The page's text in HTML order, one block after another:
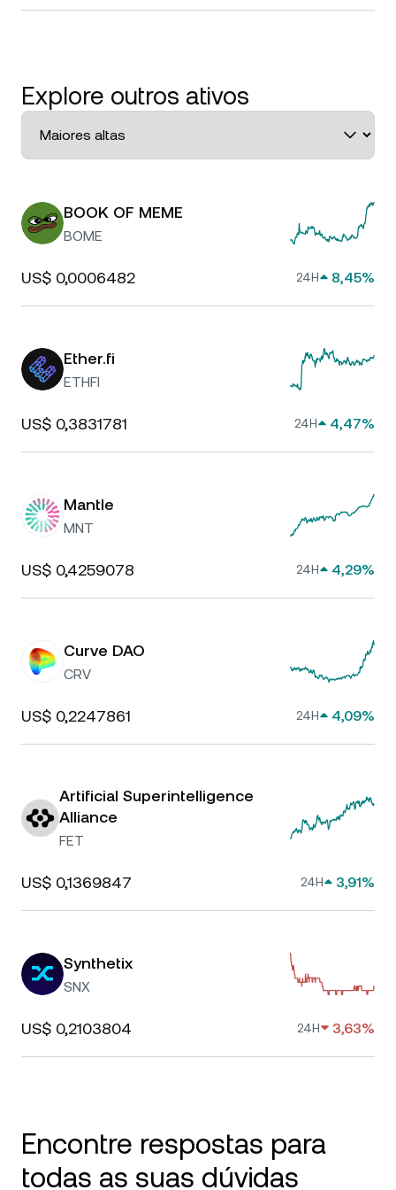
Explore outros ativos
BOOK OF MEME
BOME
US$ 0,0006482 24H 8,45%
Ether.fi
ETHFI
US$ 0,3831781 24H 4,47%
Mantle
MNT
US$ 0,4259078 24H 4,29%
Curve DAO
CRV
US$ 0,2247861 24H 4,09%
Artificial Superintelligence
Alliance
FET
US$ 0,1369847 24H 3,91%
Synthetix
SNX
US$ 0,2103804 24H 3,63%
Encontre respostas para
todas as suas dúvidas